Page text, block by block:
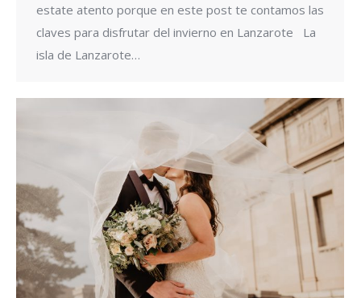
estate atento porque en este post te contamos las
claves para disfrutar del invierno en Lanzarote La
isla de Lanzarote…